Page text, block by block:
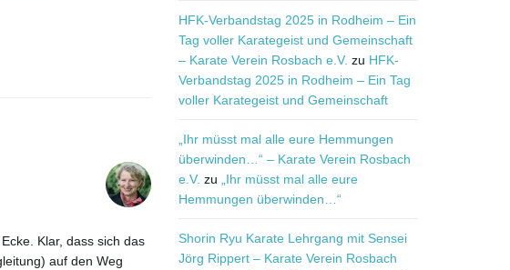
Klar, dass sich das
auf den Weg
HFK-Verbandstag 2025 in Rodheim – Ein
Tag voller Karategeist und Gemeinschaft
– Karate Verein Rosbach e.V. zu HFK-
Verbandstag 2025 in Rodheim – Ein Tag
voller Karategeist und Gemeinschaft
„Ihr müsst mal alle eure Hemmungen
überwinden…“ – Karate Verein Rosbach
e.V. zu
„Ihr müsst mal alle eure
Hemmungen überwinden…“
Shorin Ryu Karate Lehrgang mit Sensei
Jörg Rippert – Karate Verein Rosbach